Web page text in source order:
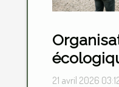
21 avril 2026